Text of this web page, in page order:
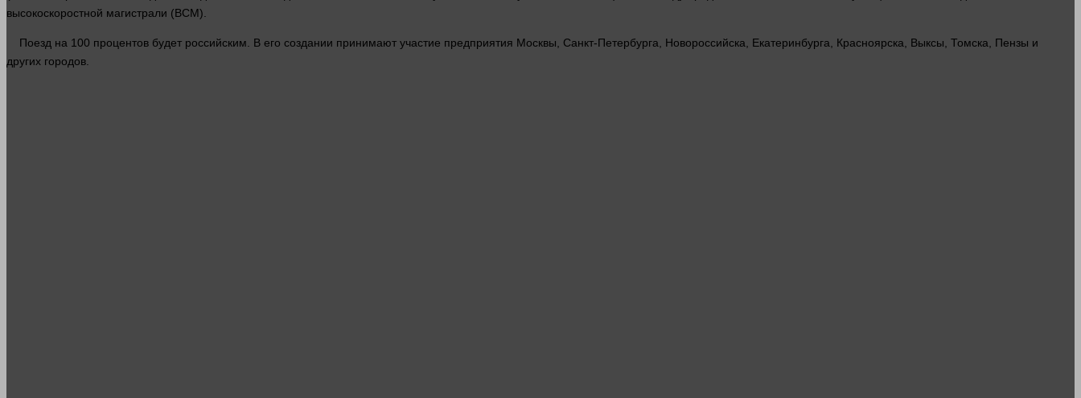
высокоскоростной магистрали (ВСМ).
Поезд на 100 процентов будет российским. В его создании принимают участие предприятия Москвы, Санкт-Петербурга, Новороссийска, Екатеринбурга, Красноярска, Выксы, Томска, Пензы и
других городов.